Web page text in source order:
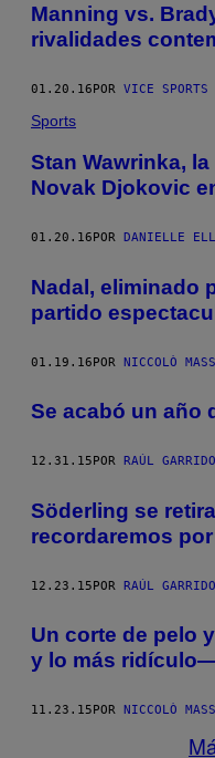
Manning vs.
rivalidades
01.20.16POR VICE SPORTS
Sports
Stan Wawrinka,
Novak Djokovic
01.20.16 POR DANIELLE
Nadal, eliminado
partido
01.19.16POR NICCOLÒ
Se acabó un año
12.31.15 POR RAÚL GARRIDO
Söderling se
recordaremos
12.23.15POR RAÚL GARRIDO
Un corte de pelo
y lo más
11.23.15 POR NICCOLÒ